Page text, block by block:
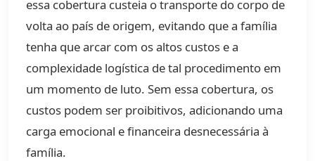
essa cobertura custeia o transporte do corpo de
volta ao país de origem, evitando que a família
tenha que arcar com os altos custos e a
complexidade logística de tal procedimento em
um momento de luto. Sem essa cobertura, os
custos podem ser proibitivos, adicionando uma
carga emocional e financeira desnecessária à
família.